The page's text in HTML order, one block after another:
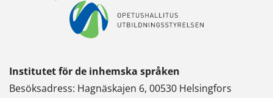
Institutet för de inhemska språken
Besöksadress: Hagnäskajen 6, 00530 Helsingfors